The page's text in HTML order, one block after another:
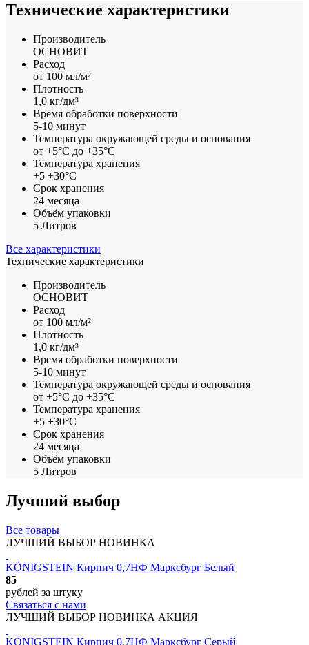
Технические характеристики
Производитель
ОСНОВИТ
Расход
от 100 мл/м²
Плотность
1,0 кг/дм³
Время обработки поверхности
5-10 минут
Температура окружающей среды и основания
от +5°С до +35°С
Температура хранения
+5 +30°С
Срок хранения
24 месяца
Объём упаковки
5 Литров
Все характеристики
Технические характеристики
Производитель
ОСНОВИТ
Расход
от 100 мл/м²
Плотность
1,0 кг/дм³
Время обработки поверхности
5-10 минут
Температура окружающей среды и основания
от +5°С до +35°С
Температура хранения
+5 +30°С
Срок хранения
24 месяца
Объём упаковки
5 Литров
Лучший выбор
Все товары
ЛУЧШИЙ ВЫБОР НОВИНКА
KÖNIGSTEIN Кирпич 0,7НФ Марксбург Белый
85
рублей за штуку
Связаться с нами
ЛУЧШИЙ ВЫБОР НОВИНКА АКЦИЯ
KÖNIGSTEIN Кирпич 0,7НФ Марксбург Серый